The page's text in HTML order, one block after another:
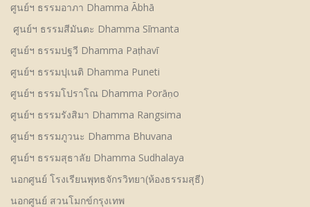
ศูนย์ฯ ธรรมอาภา Dhamma Ābhā
ศูนย์ฯ ธรรมสีมันตะ Dhamma Sīmanta
ศูนย์ฯ ธรรมปฐวี Dhamma Paṭhavī
ศูนย์ฯ ธรรมปุเนติ Dhamma Puneti
ศูนย์ฯ ธรรมโปราโณ Dhamma Porāṇo
ศูนย์ฯ ธรรมรังสิมา Dhamma Rangsima
ศูนย์ฯ ธรรมภูวนะ Dhamma Bhuvana
ศูนย์ฯ ธรรมสุธาลัย Dhamma Sudhalaya
นอกศูนย์ โรงเรียนพุทธจักรวิทยา(ห้องธรรมสุธี)
นอกศูนย์ สวนโมกข์กรุงเทพ